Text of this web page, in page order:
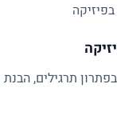
תרגילים,